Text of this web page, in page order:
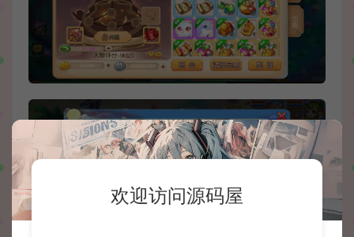
欢迎访问源码屋